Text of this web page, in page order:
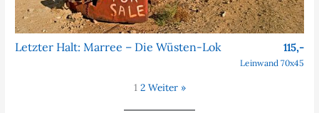
Letzter Halt: Marree – Die Wüsten-Lok 115,-
Leinwand 70x45
1 2 Weiter »